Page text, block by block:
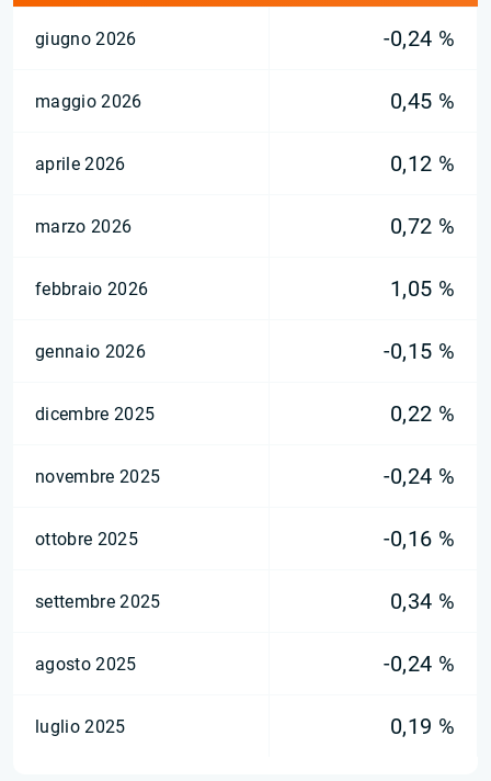
giugno 2026 -0,24 %
maggio 2026 0,45 %
aprile 2026 0,12 %
marzo 2026 0,72 %
febbraio 2026 1,05 %
gennaio 2026 -0,15 %
dicembre 2025 0,22 %
novembre 2025 -0,24 %
ottobre 2025 -0,16 %
settembre 2025 0,34 %
agosto 2025 -0,24 %
luglio 2025 0,19 %